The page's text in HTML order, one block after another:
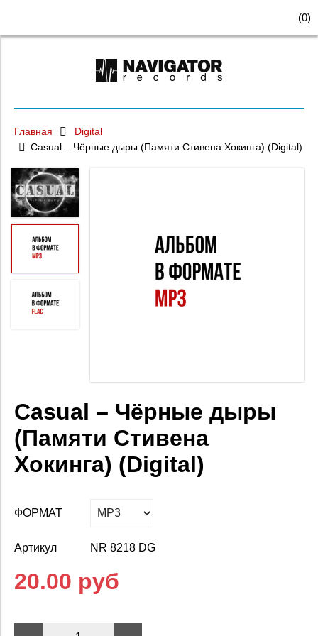
(0)
Главная
Digital
Casual – Чёрные дыры (Памяти Стивена Хокинга) (Digital)
Casual – Чёрные дыры
(Памяти Стивена
Хокинга) (Digital)
ФОРМАТ
Артикул NR 8218 DG
20.00 руб